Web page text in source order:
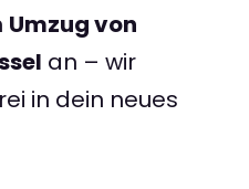
Umzug von
an – wir
in dein neues